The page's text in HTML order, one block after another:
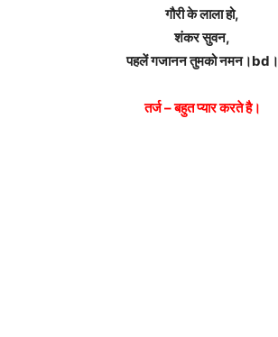
गौरी के लाला हो,
शंकर सुवन,
पहलें गजानन तुमको नमन।bd।
तर्ज – बहुत प्यार करते है।